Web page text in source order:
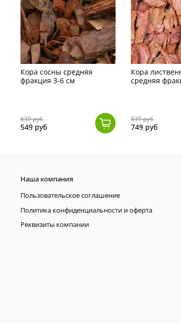
Кора сосны средняя
фракция 3-6 см
639 руб
549 руб
Кора
средняя
839 руб
749 руб
Наша компания
Пользовательское соглашение
Политика конфиденциальности и оферта
Реквизиты компании